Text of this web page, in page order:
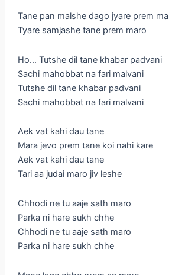
Tane pan malshe dago jyare prem ma
Tyare samjashe tane prem maro
Ho… Tutshe dil tane khabar padvani
Sachi mahobbat na fari malvani
Tutshe dil tane khabar padvani
Sachi mahobbat na fari malvani
Aek vat kahi dau tane
Mara jevo prem tane koi nahi kare
Aek vat kahi dau tane
Tari aa judai maro jiv leshe
Chhodi ne tu aaje sath maro
Parka ni hare sukh chhe
Chhodi ne tu aaje sath maro
Parka ni hare sukh chhe